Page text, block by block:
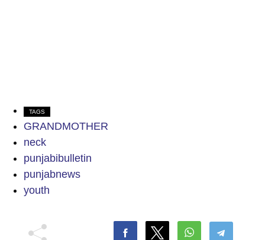
TAGS
GRANDMOTHER
neck
punjabibulletin
punjabnews
youth